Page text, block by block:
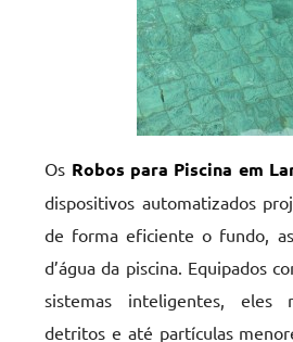
Os Robos para Piscina em
dispositivos automatizados
de forma eficiente o fundo,
d’água da piscina. Equipados
sistemas inteligentes, eles
detritos e até partículas